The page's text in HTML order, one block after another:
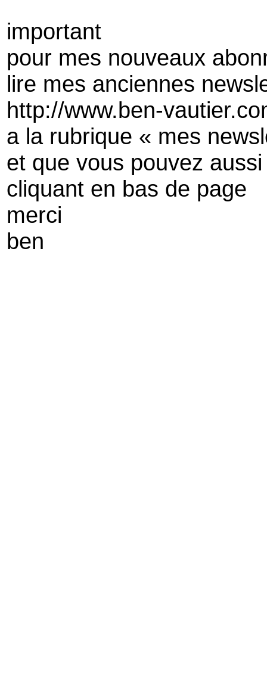
important
pour mes nouveaux
lire mes anciennes
http://www.ben-
a la rubrique « mes
et que vous pouvez
cliquant en bas de page
merci
ben